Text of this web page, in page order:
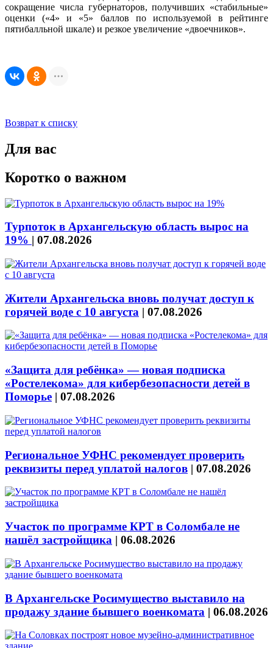
сокращение числа губернаторов, получивших «стабильные»
оценки («4» и «5» баллов по используемой в рейтинге
пятибалльной шкале) и резкое увеличение «двоечников».
Возврат к списку
Для вас
Коротко о важном
Турпоток в Архангельскую область вырос на
19% | 07.08.2026
Жители Архангельска вновь получат доступ к
горячей воде с 10 августа | 07.08.2026
«Защита для ребёнка» — новая подписка
«Ростелекома» для кибербезопасности детей в
Поморье | 07.08.2026
Региональное УФНС рекомендует проверить
реквизиты перед уплатой налогов | 07.08.2026
Участок по программе КРТ в Соломбале не
нашёл застройщика | 06.08.2026
В Архангельске Росимущество выставило на
продажу здание бывшего военкомата | 06.08.2026